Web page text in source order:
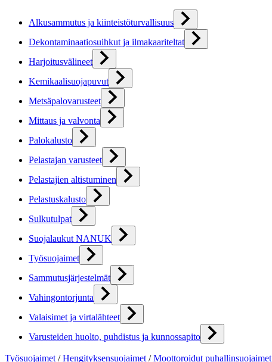
Alkusammutus ja kiinteistöturvallisuus
Dekontaminaatiosuihkut ja ilmakaariteltat
Harjoitusvälineet
Kemikaalisuojapuvut
Metsäpalovarusteet
Mittaus ja valvonta
Palokalusto
Pelastajan varusteet
Pelastajien altistuminen
Pelastuskalusto
Sulkutulpat
Suojalaukut NANUK
Työsuojaimet
Sammutusjärjestelmät
Vahingontorjunta
Valaisimet ja virtalähteet
Varusteiden huolto, puhdistus ja kunnossapito
Työsuojaimet /Hengityksensuojaimet /Moottoroidut puhallinsuojaimet